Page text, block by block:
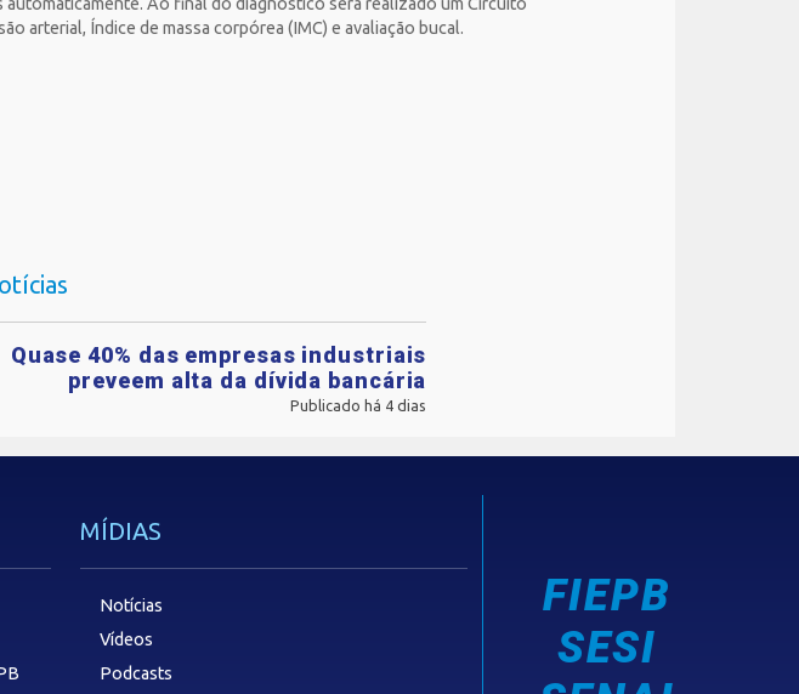
arterial, Índice de massa corpórea (IMC) e avaliação bucal.
Quase 40% das empresas industriais
preveem alta da dívida bancária
Publicado há 4 dias
MÍDIAS
Notícias
Vídeos
Podcasts
FIEPB
SESI